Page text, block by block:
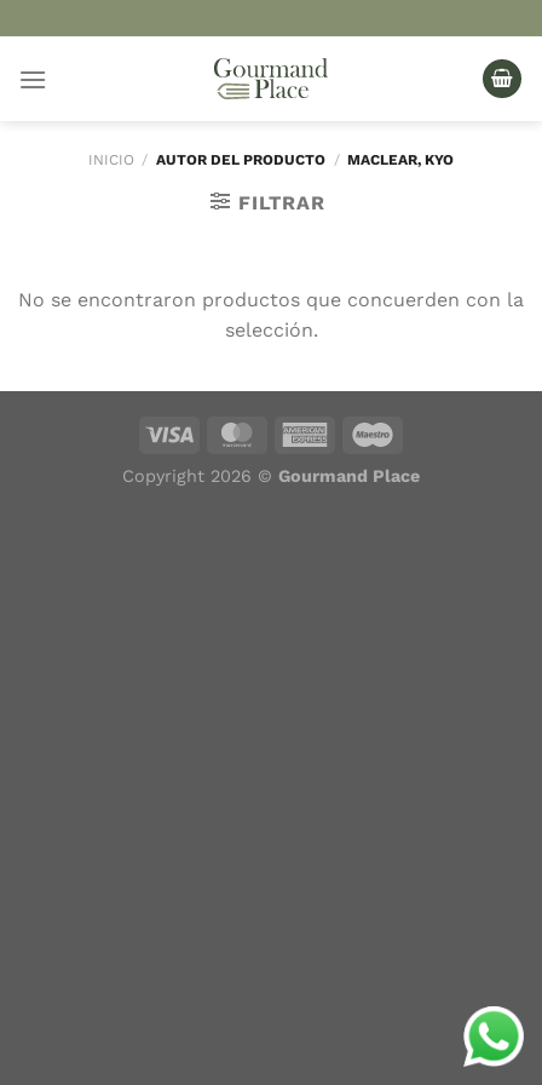
al
contenido
INICIO / AUTOR DEL PRODUCTO / MACLEAR, KYO
FILTRAR
No se encontraron productos que concuerden con la
selección.
Copyright 2026 © Gourmand Place